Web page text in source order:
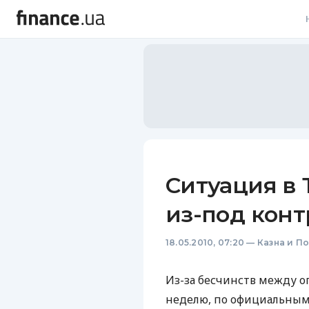
Ситуация в
из-под
18.05.2010, 07:20 — Казна и
Из-за бесчинств между
неделю, по